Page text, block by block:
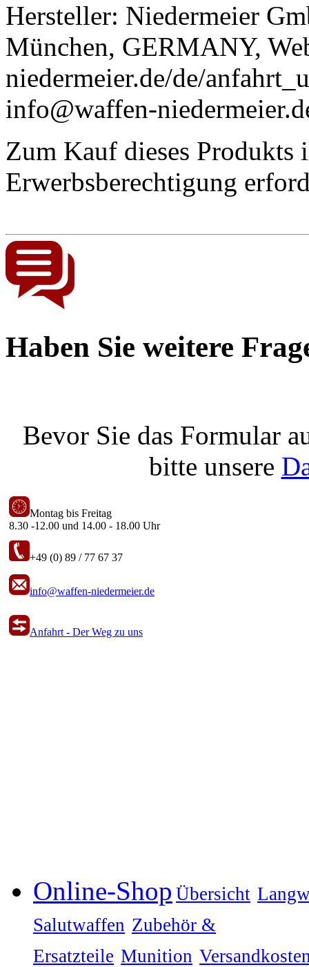
Hersteller: Niedermeier
München, GERMANY,
niedermeier.de/de/
info@waffen-
Zum Kauf dieses Produkts
Erwerbsberechtigung
Haben Sie weitere
Bevor Sie das Formular
bitte unsere
Montag bis Freitag
8.30 -12.00 und 14.00 - 18.00 Uhr
+49 (0) 89 / 77 67 37
info@waffen-niedermeier.de
Anfahrt - Der Weg zu uns
Online-Shop Übersicht
Salutwaffen Zubehör &
Ersatzteile Munition